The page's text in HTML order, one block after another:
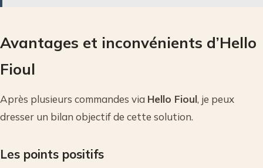
Avantages et inconvénients d’Hello
Fioul
Après plusieurs commandes via Hello Fioul, je peux
dresser un bilan objectif de cette solution.
Les points positifs